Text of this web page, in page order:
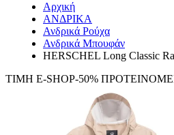
Αρχική
ΑΝΔΡΙΚΑ
Ανδρικά Ρούχα
Ανδρικά Μπουφάν
HERSCHEL Long Classic
ΤΙΜΗ E-SHOP-50%